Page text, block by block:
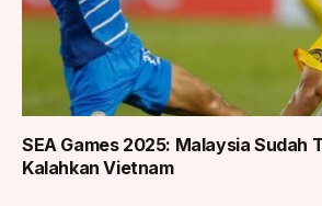
SEA Games 2025: Malaysia Sudah
Kalahkan Vietnam